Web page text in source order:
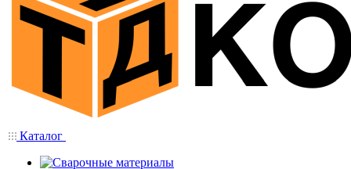
Каталог